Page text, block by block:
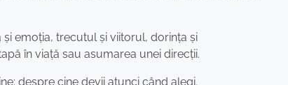
emoția, trecutul și viitorul, dorința și
în viață sau asumarea unei direcții.
despre cine devii atunci când alegi.